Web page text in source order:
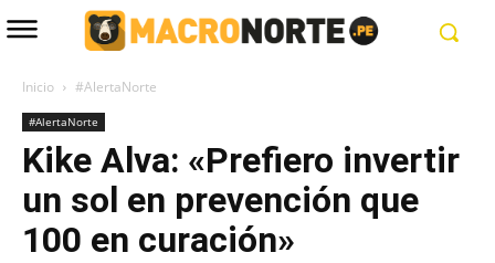
Inicio #AlertaNorte
#AlertaNorte
Kike Alva: «Prefiero invertir
un sol en prevención que
100 en curación»